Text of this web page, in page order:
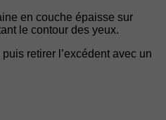
en couche épaisse sur
le contour des yeux.
retirer l’excédent avec un